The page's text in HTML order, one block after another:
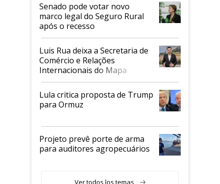
Senado pode votar novo
marco legal do Seguro Rural
após o recesso
Luis Rua deixa a Secretaria de
Comércio e Relações
Internacionais do Mapa
Lula critica proposta de Trump
para Ormuz
Projeto prevê porte de arma
para auditores agropecuários
Ver todos los temas